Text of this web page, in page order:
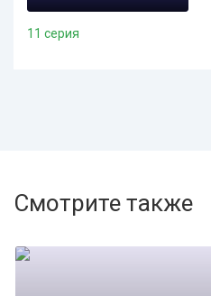
11 серия
Смотрите также